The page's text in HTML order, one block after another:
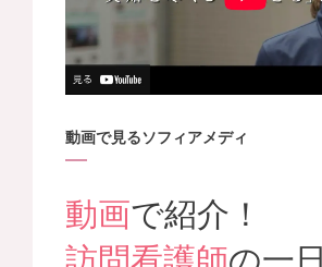
動画で見るソフィアメディ
動画で紹介！